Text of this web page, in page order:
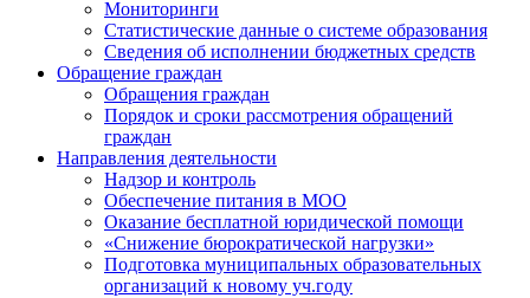
Мониторинги
Статистические данные о системе образования
Сведения об исполнении бюджетных средств
Обращение граждан
Обращения граждан
Порядок и сроки рассмотрения обращений
граждан
Направления деятельности
Надзор и контроль
Обеспечение питания в МОО
Оказание бесплатной юридической помощи
«Снижение бюрократической нагрузки»
Подготовка муниципальных образовательных
организаций к новому уч.году